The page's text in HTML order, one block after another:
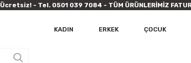
- Tel. 0501 039 7084 - TÜM ÜRÜNLERİMİZ
KADIN ERKEK ÇOCUK